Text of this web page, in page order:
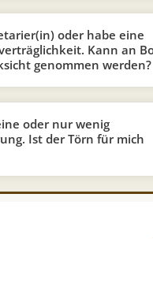
oder habe eine
Kann an
genommen werden?
oder nur wenig
Ist der Törn für mich